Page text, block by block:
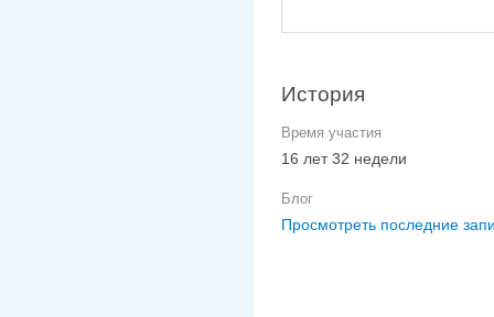
История
Время участия
16 лет 32 недели
Блог
Просмотреть последние